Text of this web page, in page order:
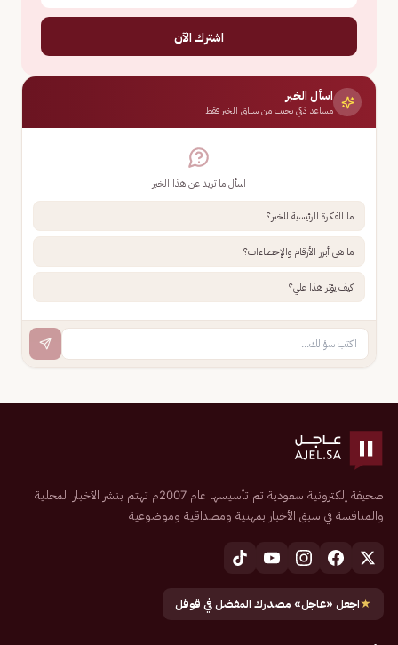
اشترك الآن
اسأل الخبر
مساعد ذكي يجيب من سياق الخبر فقط
اسأل ما تريد عن هذا الخبر
ما الفكرة الرئيسية للخبر؟
ما هي أبرز الأرقام والإحصاءات؟
كيف يؤثر هذا علي؟
صحيفة إلكترونية سعودية تم تأسيسها عام 2007م تهتم بنشر الأخبار المحلية
والمنافسة في سبق الأخبار بمهنية ومصداقية وموضوعية
★اجعل «عاجل» مصدرك المفضل في قوقل